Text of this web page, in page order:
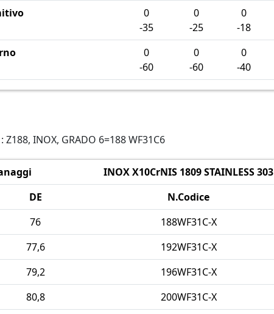
0
-35
0
-25
0
-18
0
-60
0
-60
0
-40
INOX, GRADO 6=188 WF31C6
INOX X10CrNIS 1809 STAINLESS 303
DE N.Codice
76 188WF31C-X
77,6 192WF31C-X
79,2 196WF31C-X
80,8 200WF31C-X